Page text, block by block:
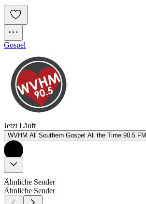
Gospel
Jetzt Läuft
WVHM All Southern Gospel All the Time 90.5 FM
Ähnliche Sender
Ähnliche Sender